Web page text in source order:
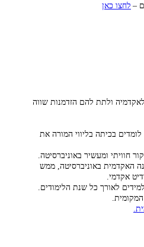
– לחצו כאן
ולתת להם הזדמנות שווה
בכיתה בליווי המורה את
חוויתי ומעשיר באוניברסיטה.
האקדמית באוניברסיטה, ממש
אקדמי.
לאורך כל שנת הלימודים.
המקומית.